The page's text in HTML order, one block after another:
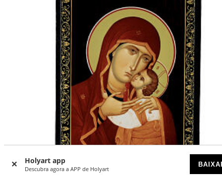
Holyart app
Descubra agora a APP de Holyart
-40%